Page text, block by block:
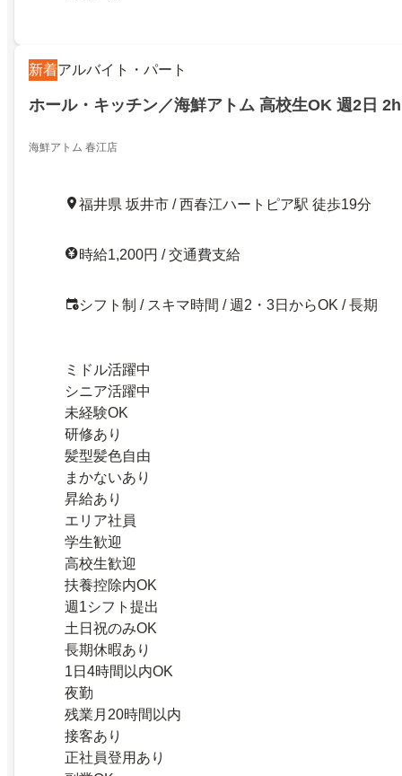
新着アルバイト・パート
ホール・キッチン／海鮮アトム 高校生OK 週2日
海鮮アトム 春江店
福井県 坂井市 / 西春江ハートピア駅 徒歩19分
時給1,200円 / 交通費支給
シフト制 / スキマ時間 / 週2・3日からOK / 長期
ミドル活躍中
シニア活躍中
未経験OK
研修あり
髪型髪色自由
まかないあり
昇給あり
エリア社員
学生歓迎
高校生歓迎
扶養控除内OK
週1シフト提出
土日祝のみOK
長期休暇あり
1日4時間以内OK
夜勤
残業月20時間以内
接客あり
正社員登用あり